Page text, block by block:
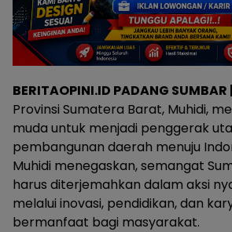
BERITAOPINI.ID PADANG SUMBAR |
Provinsi Sumatera Barat, Muhidi,
muda untuk menjadi penggerak
pembangunan daerah menuju
Muhidi menegaskan, semangat
harus diterjemahkan dalam aksi
melalui inovasi, pendidikan, dan
bermanfaat bagi masyarakat.